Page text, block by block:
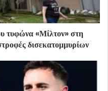
τυφώνα «Μίλτον» στη
δισεκατομμυρίων